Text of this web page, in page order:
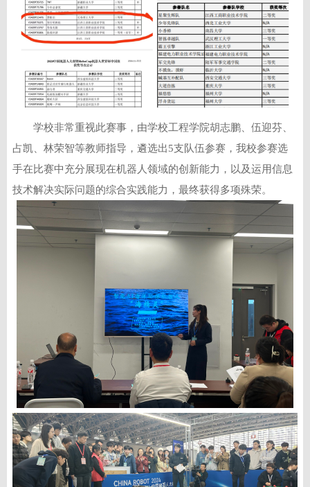
学校非常重视此赛事，由学校工程学院胡志鹏、伍迎芬、
占凯、林荣智等教师指导，遴选出5支队伍参赛，我校参赛选
手在比赛中充分展现在机器人领域的创新能力，以及运用信息
技术解决实际问题的综合实践能力，最终获得多项殊荣。